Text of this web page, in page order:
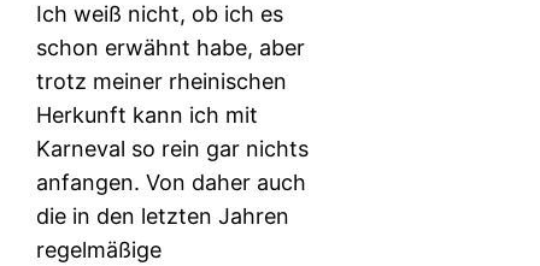
Ich weiß nicht, ob ich es
schon erwähnt habe, aber
trotz meiner rheinischen
Herkunft kann ich mit
Karneval so rein gar nichts
anfangen. Von daher auch
die in den letzten Jahren
regelmäßige